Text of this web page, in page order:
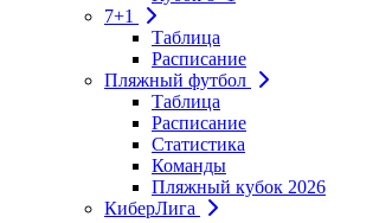
7+1
Таблица
Расписание
Пляжный футбол
Таблица
Расписание
Статистика
Команды
Пляжный кубок 2026
КиберЛига